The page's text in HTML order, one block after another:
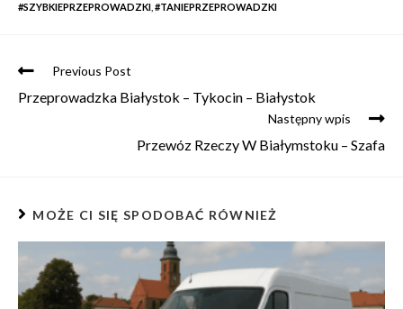
#SZYBKIEPRZEPROWADZKI #TANIEPRZEPROWADZKI
Previous Post
Przeprowadzka Białystok – Tykocin – Białystok
Następny wpis
Przewóz Rzeczy W Białymstoku – Szafa
MOŻE CI SIĘ SPODOBAĆ RÓWNIEŻ